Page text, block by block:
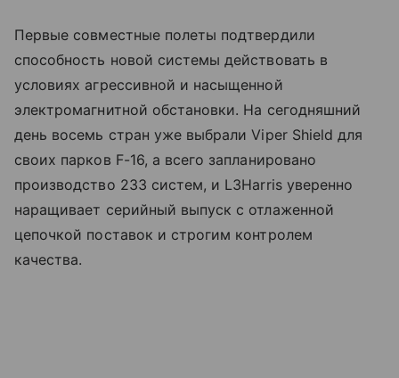
Первые совместные полеты подтвердили
способность новой системы действовать в
условиях агрессивной и насыщенной
электромагнитной обстановки. На сегодняшний
день восемь стран уже выбрали Viper Shield для
своих парков F-16, а всего запланировано
производство 233 систем, и L3Harris уверенно
наращивает серийный выпуск с отлаженной
цепочкой поставок и строгим контролем
качества.